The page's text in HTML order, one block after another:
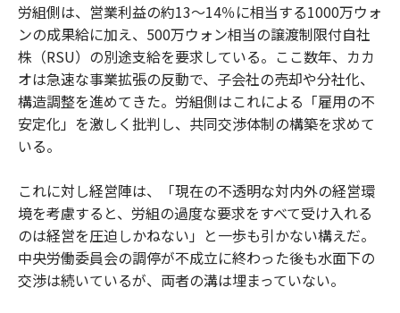
労組側は、営業利益の約13〜14％に相当する1000万ウォ
ンの成果給に加え、500万ウォン相当の譲渡制限付自社
株（RSU）の別途支給を要求している。ここ数年、カカ
オは急速な事業拡張の反動で、子会社の売却や分社化、
構造調整を進めてきた。労組側はこれによる「雇用の不
安定化」を激しく批判し、共同交渉体制の構築を求めて
いる。
これに対し経営陣は、「現在の不透明な対内外の経営環
境を考慮すると、労組の過度な要求をすべて受け入れる
のは経営を圧迫しかねない」と一歩も引かない構えだ。
中央労働委員会の調停が不成立に終わった後も水面下の
交渉は続いているが、両者の溝は埋まっていない。